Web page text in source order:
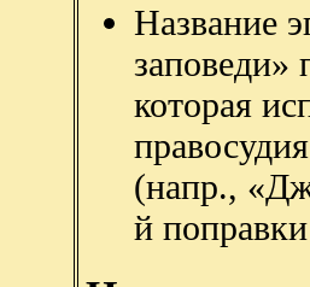
Название
заповеди»
которая
(напр.,
й